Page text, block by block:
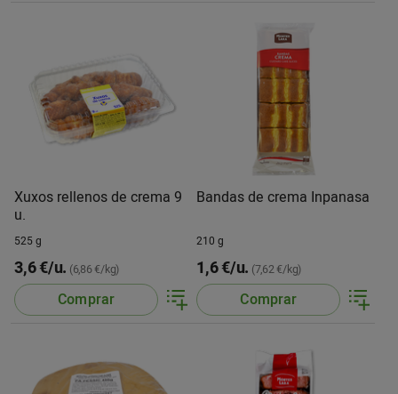
Xuxos rellenos de crema 9
u.
525 g
3,6 €/u. (6,86 €/kg)
Comprar
Bandas de crema Inpanasa
210 g
1,6 €/u. (7,62 €/kg)
Comprar